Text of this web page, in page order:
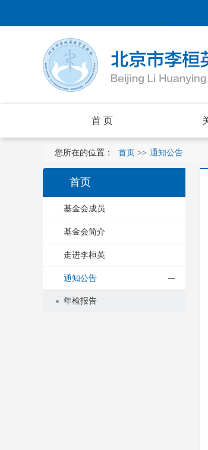
首 页
您所在的位置： 首页 >> 通知公告
首页
基金会成员
基金会简介
走进李桓英
通知公告
年检报告